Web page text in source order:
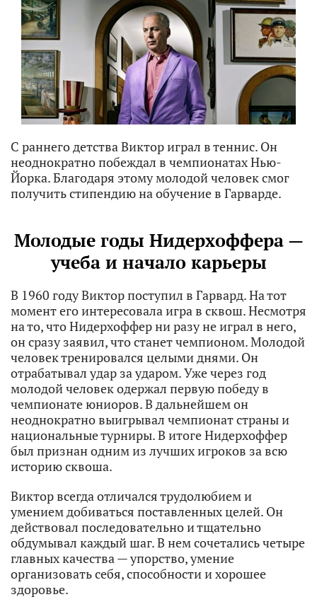
С раннего детства Виктор играл в теннис. Он
неоднократно побеждал в чемпионатах Нью-
Йорка. Благодаря этому молодой человек смог
получить стипендию на обучение в Гарварде.
Молодые годы Нидерхоффера —
учеба и начало карьеры
В 1960 году Виктор поступил в Гарвард. На тот
момент его интересовала игра в сквош. Несмотря
на то, что Нидерхоффер ни разу не играл в него,
он сразу заявил, что станет чемпионом. Молодой
человек тренировался целыми днями. Он
отрабатывал удар за ударом. Уже через год
молодой человек одержал первую победу в
чемпионате юниоров. В дальнейшем он
неоднократно выигрывал чемпионат страны и
национальные турниры. В итоге Нидерхоффер
был признан одним из лучших игроков за всю
историю сквоша.
Виктор всегда отличался трудолюбием и
умением добиваться поставленных целей. Он
действовал последовательно и тщательно
обдумывал каждый шаг. В нем сочетались четыре
главных качества — упорство, умение
организовать себя, способности и хорошее
здоровье.